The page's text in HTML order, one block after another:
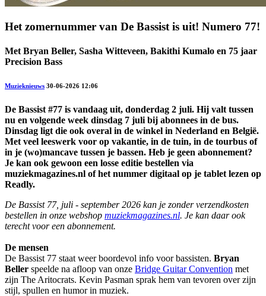
Het zomernummer van De Bassist is uit! Numero 77!
Met Bryan Beller, Sasha Witteveen, Bakithi Kumalo en 75 jaar
Precision Bass
Muzieknieuws 30-06-2026 12:06
De Bassist #77 is vandaag uit, donderdag 2 juli. Hij valt tussen
nu en volgende week dinsdag 7 juli bij abonnees in de bus.
Dinsdag ligt die ook overal in de winkel in Nederland en België.
Met veel leeswerk voor op vakantie, in de tuin, in de tourbus of
in je (wo)mancave tussen je bassen. Heb je geen abonnement?
Je kan ook gewoon een losse editie bestellen via
muziekmagazines.nl of het nummer digitaal op je tablet lezen op
Readly.
De Bassist 77, juli - september 2026 kan je zonder verzendkosten
bestellen in onze webshop muziekmagazines.nl. Je kan daar ook
terecht voor een abonnement.
De mensen
De Bassist 77 staat weer boordevol info voor bassisten. Bryan
Beller speelde na afloop van onze Bridge Guitar Convention met
zijn The Aritocrats. Kevin Pasman sprak hem van tevoren over zijn
stijl, spullen en humor in muziek.